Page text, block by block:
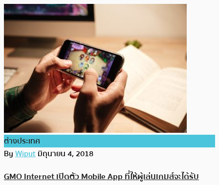
ต่างประเทศ
ByWiputมิถุนายน 4, 2018
GMO Internet เปิดตัว Mobile App ที่ให้ผู้เล่นเกมส์จะได้รับ